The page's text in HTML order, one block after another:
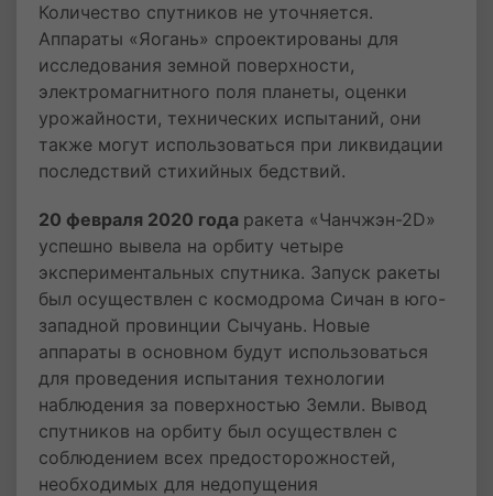
Количество спутников не уточняется.
Аппараты «Яогань» спроектированы для
исследования земной поверхности,
электромагнитного поля планеты, оценки
урожайности, технических испытаний, они
также могут использоваться при ликвидации
последствий стихийных бедствий.
20 февраля 2020 года ракета «Чанчжэн-2D»
успешно вывела на орбиту четыре
экспериментальных спутника. Запуск ракеты
был осуществлен с космодрома Сичан в юго-
западной провинции Сычуань. Новые
аппараты в основном будут использоваться
для проведения испытания технологии
наблюдения за поверхностью Земли. Вывод
спутников на орбиту был осуществлен с
соблюдением всех предосторожностей,
необходимых для недопущения